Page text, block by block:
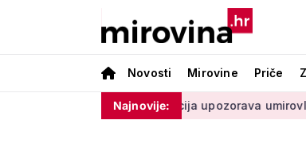
Novosti Mirovine Priče
Najnovije:
Policija upozorava umirovljenike: